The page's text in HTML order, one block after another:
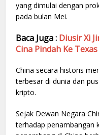
yang dimulai dengan
pada bulan Mei.
Baca Juga : Diusir Xi
Cina Pindah Ke Texas
China secara historis
terbesar di dunia dan
kripto.
Sejak Dewan Negara
terhadap penambangan